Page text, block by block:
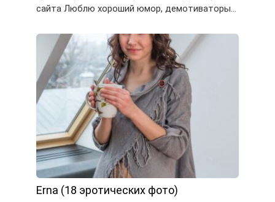
сайта Люблю хороший юмор, демотиваторы…
Erna (18 эротических фото)